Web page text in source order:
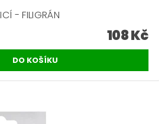
- FILIGRÁN
108 Kč